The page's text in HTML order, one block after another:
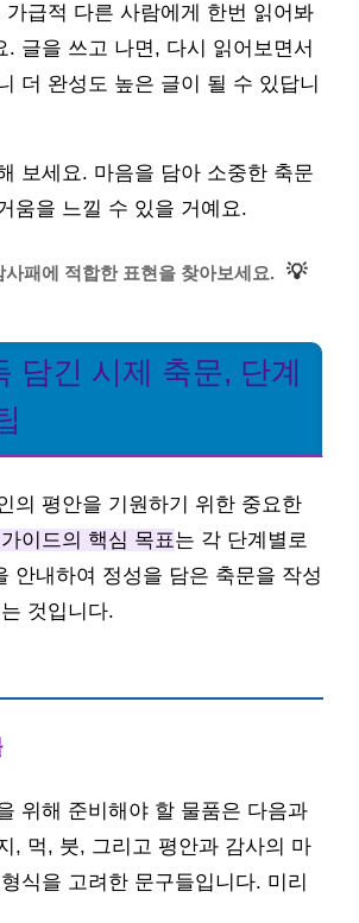
가급적 다른 사람에게 한번 읽어봐
. 글을 쓰고 나면, 다시 읽어보면서
더 완성도 높은 글이 될 수 있답니
보세요. 마음을 담아 소중한 축문
움을 느낄 수 있을 거예요.
사패에 적합한 표현을 찾아보세요. 💡
담긴 시제 축문, 단계
의 평안을 기원하기 위한 중요한
이드의 핵심 목표는 각 단계별로
안내하여 정성을 담은 축문을 작성
것입니다.
위해 준비해야 할 물품은 다음과
, 먹, 붓, 그리고 평안과 감사의 마
식을 고려한 문구들입니다. 미리